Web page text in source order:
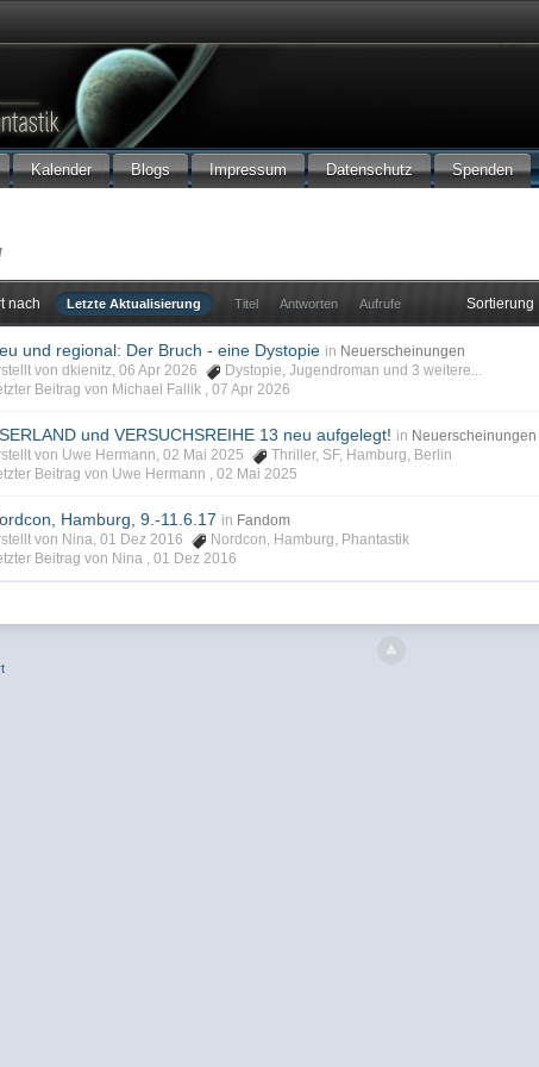
Kalender Blogs Impressum Datenschutz Spenden
nach Letzte Aktualisierung Titel Antworten Aufrufe Sortierung
und regional: Der Bruch - eine Dystopie in Neuerscheinungen
von dkienitz, 06 Apr 2026
Dystopie,Jugendroman und 3 weitere...
Beitrag von Michael Fallik ,07 Apr 2026
und VERSUCHSREIHE 13 neu aufgelegt! in Neuerscheinungen
von Uwe Hermann, 02 Mai 2025
Thriller, SF, Hamburg, Berlin
Beitrag von Uwe Hermann ,02 Mai 2025
Hamburg, 9.-11.6.17 in Fandom
von Nina, 01 Dez 2016
Nordcon, Hamburg, Phantastik
Beitrag von Nina ,01 Dez 2016